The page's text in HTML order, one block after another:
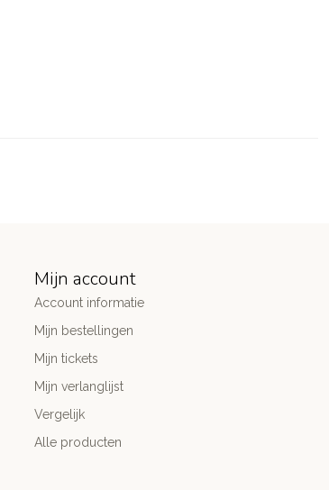
Mijn account
Account informatie
Mijn bestellingen
Mijn tickets
Mijn verlanglijst
Vergelijk
Alle producten